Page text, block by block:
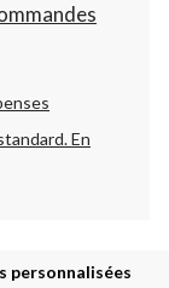
En
personnalisées